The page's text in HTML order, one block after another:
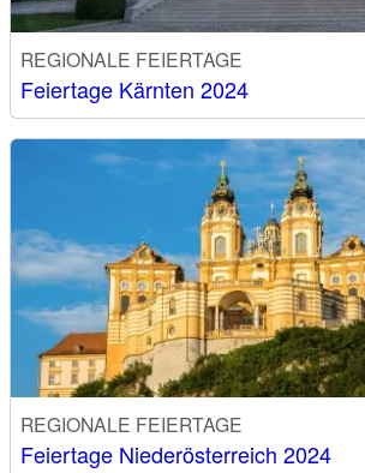
REGIONALE FEIERTAGE
Feiertage Kärnten 2024
REGIONALE FEIERTAGE
Feiertage Niederösterreich 2024